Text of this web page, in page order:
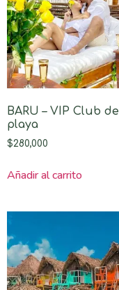
BARU – VIP Club de
playa
$280,000
Añadir al carrito